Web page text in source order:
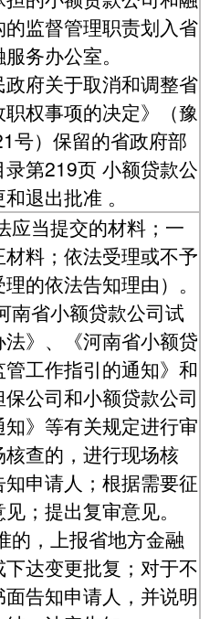
监督管理职责划入省
务办公室。
政府关于取消和调整省
权事项的决定》（豫
号）保留的省政府部
录第219页 小额贷款公
退出批准 。
应当提交的材料；一
料；依法受理或不予
的依法告知理由）。
南省小额贷款公司试
法》、《河南省小额贷
工作指引的通知》和
保公司和小额贷款公司
》等有关规定进行审
查的，进行现场核
申请人；根据需要征
；提出复审意见。
的，上报省地方金融
达变更批复；对于不
告知申请人，并说明